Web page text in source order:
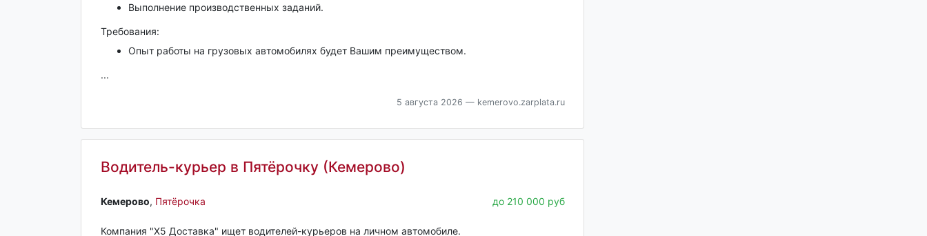
Выполнение производственных заданий.
Требования:
Опыт работы на грузовых автомобилях будет Вашим преимуществом.
...
5 августа 2026 — kemerovo.zarplata.ru
Водитель-курьер в Пятёрочку (Кемерово)
Кемерово‎, Пятёрочка до 210 000 руб
Компания "Х5 Доставка" ищет водителей-курьеров на личном автомобиле.